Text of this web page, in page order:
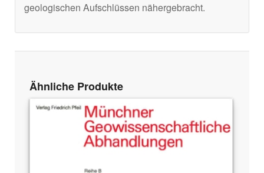
geologischen Aufschlüssen nähergebracht.
Ähnliche Produkte